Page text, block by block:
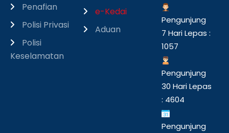
Penafian
Polisi Privasi
Polisi
Keselamatan
e-Kedai
Aduan
Pengunjung
7 Hari Lepas :
1057
Pengunjung
30 Hari Lepas
: 4604
Pengunjung